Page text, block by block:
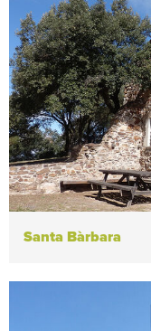
Santa Bàrbara